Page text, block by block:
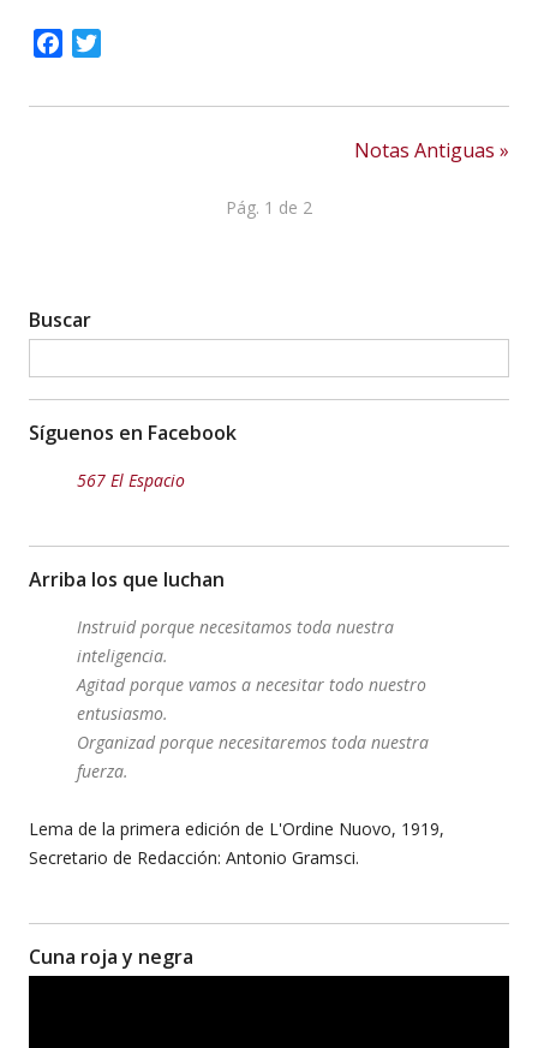
Facebook
Notas Antiguas »
Pág. 1 de 2
Buscar
Síguenos en Facebook
567 El Espacio
Arriba los que luchan
Instruid porque necesitamos toda nuestra
inteligencia.
Agitad porque vamos a necesitar todo nuestro
entusiasmo.
Organizad porque necesitaremos toda nuestra
fuerza.
Lema de la primera edición de L'Ordine Nuovo, 1919,
Secretario de Redacción: Antonio Gramsci.
Cuna roja y negra